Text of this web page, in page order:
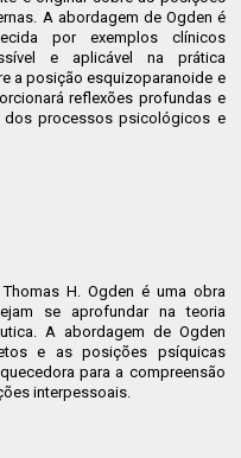
A abordagem de Ogden é
por exemplos clínicos
e aplicável na prática
a posição esquizoparanoide e
reflexões profundas e
dos processos psicológicos e
H. Ogden é uma obra
se aprofundar na teoria
A abordagem de Ogden
e as posições psíquicas
para a compreensão
interpessoais.